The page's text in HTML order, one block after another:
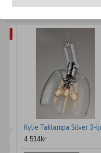
Kylie Taklampa Silver 3-ljus 50cm
4 514kr